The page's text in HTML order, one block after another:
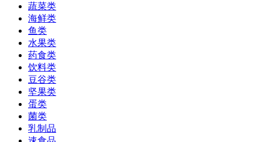
蔬菜类
海鲜类
鱼类
水果类
药食类
饮料类
豆谷类
坚果类
蛋类
菌类
乳制品